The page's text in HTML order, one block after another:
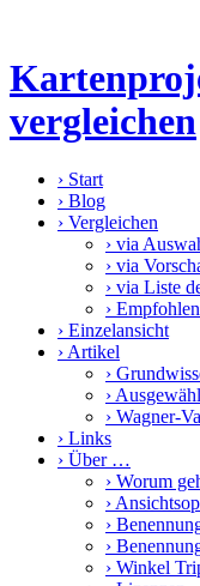
vergleichen
› Start
› Blog
› Vergleichen
› via
› via
› via Liste
›
› Einzelansicht
› Artikel
›
›
› Wagner-
› Links
› Über …
› Worum
›
›
›
› Winkel